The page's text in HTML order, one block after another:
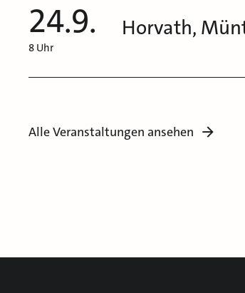
24.9.
8 Uhr
Horvath,
Alle Veranstaltungen ansehen